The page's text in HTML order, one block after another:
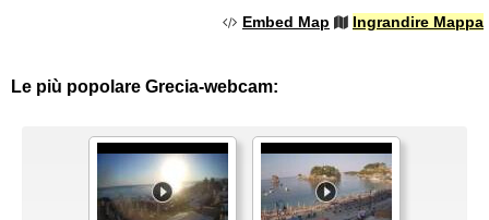
Embed Map Ingrandire Mappa
Le più popolare Grecia-webcam: